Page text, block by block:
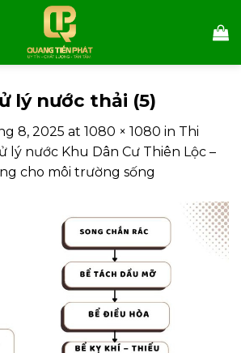
lý nước thải (5)
8, 2025 at 1080 × 1080 in Thi
lý nước Khu Dân Cư Thiên Lộc –
cho môi trường sống